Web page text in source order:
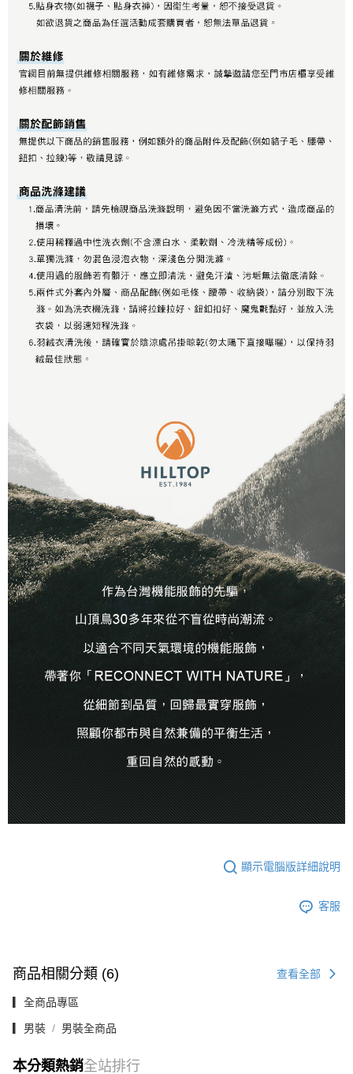
顯示電腦版詳細說明
客服
商品相關分類 (6) 查看全部
▎全商品專區
▎男裝 男裝全商品
本分類熱銷全站排行